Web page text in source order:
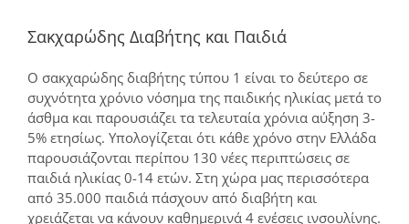
Σακχαρώδης Διαβήτης και Παιδιά
O σακχαρώδης διαβήτης τύπου 1 είναι το δεύτερο σε
συχνότητα χρόνιο νόσημα της παιδικής ηλικίας μετά το
άσθμα και παρουσιάζει τα τελευταία χρόνια αύξηση 3-
5% ετησίως. Υπολογίζεται ότι κάθε χρόνο στην Ελλάδα
παρουσιάζονται περίπου 130 νέες περιπτώσεις σε
παιδιά ηλικίας 0-14 ετών. Στη χώρα μας περισσότερα
από 35.000 παιδιά πάσχουν από διαβήτη και
χρειάζεται να κάνουν καθημερινά 4 ενέσεις ινσουλίνης.